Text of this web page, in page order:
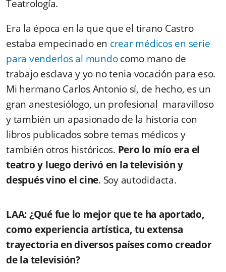
Teatrología.
Era la época en la que que el tirano Castro
estaba empecinado en crear médicos en serie
para venderlos al mundocomo mano de
trabajo esclava y yo no tenia vocación para eso.
Mi hermano Carlos Antonio sí, de hecho, es un
gran anestesiólogo, un profesional maravilloso
y también un apasionado de la historia con
libros publicados sobre temas médicos y
también otros históricos. Pero lo mío era el
teatro y luego derivó en la televisión y
después vino el cine. Soy autodidacta.
LAA: ¿Qué fue lo mejor que te ha aportado,
como experiencia artística, tu extensa
trayectoria en diversos países como creador
de la televisión?